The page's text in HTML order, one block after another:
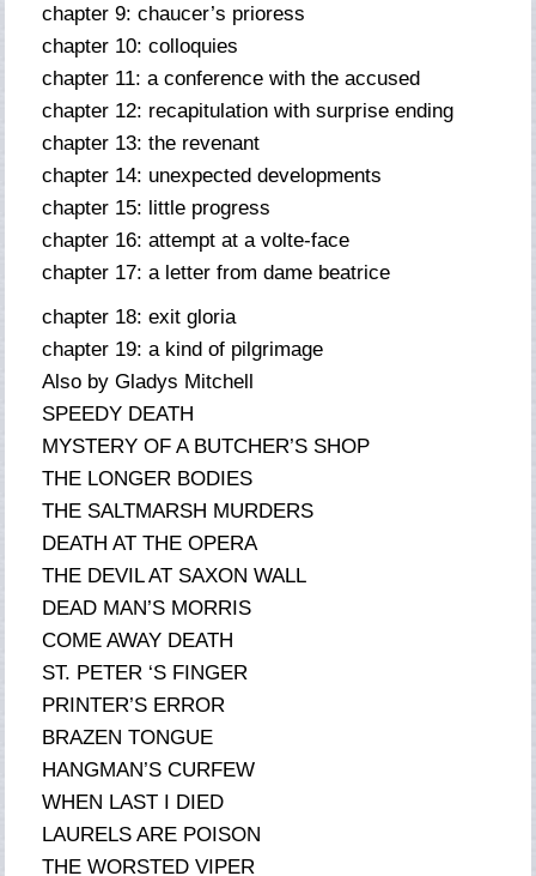
chapter 9: chaucer’s prioress
chapter 10: colloquies
chapter 11: a conference with the accused
chapter 12: recapitulation with surprise ending
chapter 13: the revenant
chapter 14: unexpected developments
chapter 15: little progress
chapter 16: attempt at a volte-face
chapter 17: a letter from dame beatrice
chapter 18: exit gloria
chapter 19: a kind of pilgrimage
Also by Gladys Mitchell
SPEEDY DEATH
MYSTERY OF A BUTCHER’S SHOP
THE LONGER BODIES
THE SALTMARSH MURDERS
DEATH AT THE OPERA
THE DEVIL AT SAXON WALL
DEAD MAN’S MORRIS
COME AWAY DEATH
ST. PETER ‘S FINGER
PRINTER’S ERROR
BRAZEN TONGUE
HANGMAN’S CURFEW
WHEN LAST I DIED
LAURELS ARE POISON
THE WORSTED VIPER